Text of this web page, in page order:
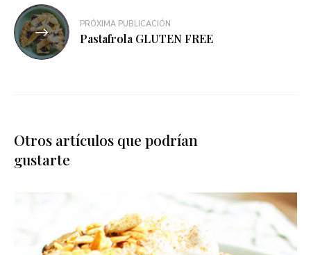
PRÓXIMA PUBLICACIÓN
Pastafrola GLUTEN FREE
Otros artículos que podrían
gustarte